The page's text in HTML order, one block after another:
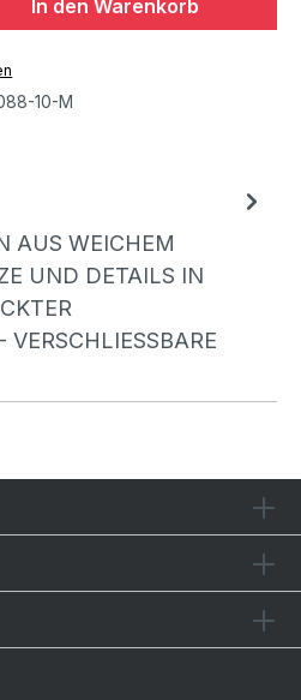
In den Warenkorb
10-M
AUS WEICHEM
UND DETAILS IN
TA